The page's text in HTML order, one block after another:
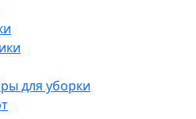
для уборки